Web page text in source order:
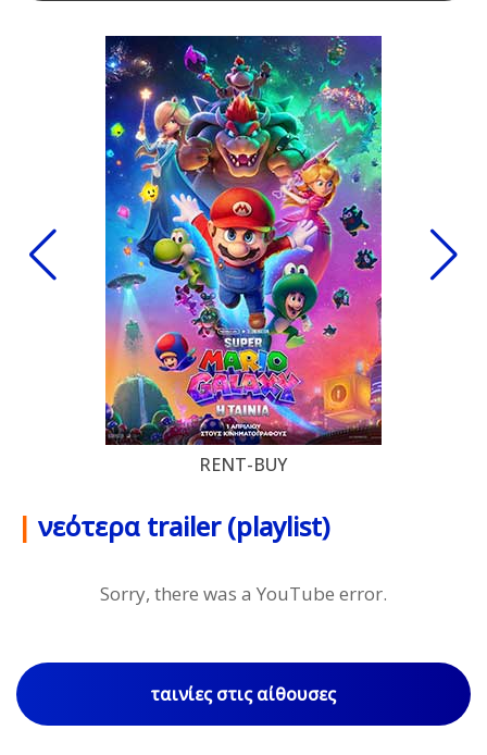
RENT-BUY
| νεότερα trailer (playlist)
Sorry, there was a YouTube error.
ταινίες στις αίθουσες